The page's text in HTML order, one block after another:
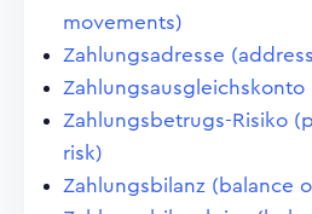
movements)
Zahlungsadresse
Zahlungsbetrugs-Risiko
risk)
Zahlungsbilanz (balance